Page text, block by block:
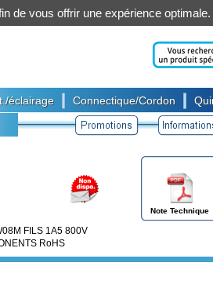
éclairage Connectique/Cordon
Note Technique
FILS 1A5 800V
RoHS
de vous offrir une expérience